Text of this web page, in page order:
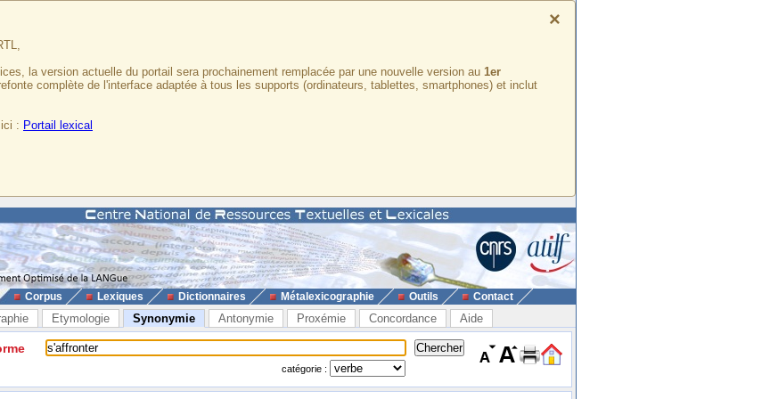
×
la version actuelle du portail sera prochainement remplacée par une nouvelle version au 1er
complète de l'interface adaptée à tous les supports (ordinateurs, tablettes, smartphones) et inclut
: Portail lexical
Corpus Lexiques Dictionnaires Métalexicographie Outils Contact
Etymologie Synonymie Antonymie Proxémie Concordance Aide
catégorie :